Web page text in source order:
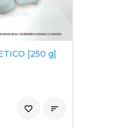
[250 g]

favorite_border